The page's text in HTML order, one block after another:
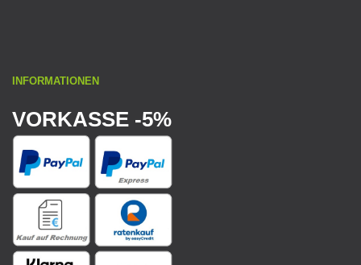
INFORMATIONEN
VORKASSE -5%